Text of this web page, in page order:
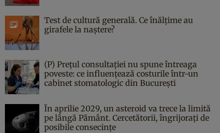
Test de cultură generală. Ce înălțime au
girafele la naștere?
(P) Prețul consultației nu spune întreaga
poveste: ce influențează costurile într-un
cabinet stomatologic din București
În aprilie 2029, un asteroid va trece la limită
pe lângă Pământ. Cercetătorii, îngrijorați de
posibile consecințe